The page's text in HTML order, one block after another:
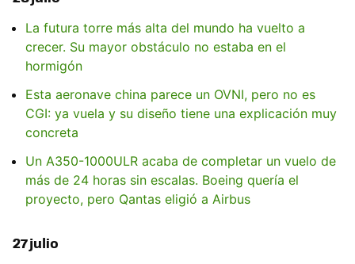
La futura torre más alta del mundo ha vuelto a
crecer. Su mayor obstáculo no estaba en el
hormigón
Esta aeronave china parece un OVNI, pero no es
CGI: ya vuela y su diseño tiene una explicación muy
concreta
Un A350-1000ULR acaba de completar un vuelo de
más de 24 horas sin escalas. Boeing quería el
proyecto, pero Qantas eligió a Airbus
27 julio